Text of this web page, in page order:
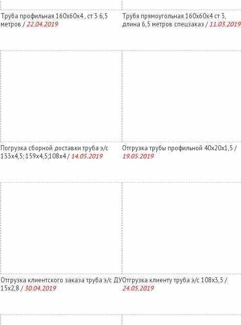
Труба профильная 160х60х4 , ст 3 6,5
метров / 22.04.2019
Трубя прямоугольная 160х60х4 ст 3,
длина 6,5 метров спецзаказ / 11.03.2019
Погрузка сборной доставки труба э/с
133х4,5; 159х4,5;108х4 / 14.05.2019
Отгрузка трубы профильной 40х20х1,5 /
19.05.2019
Отгрузка клиентского заказа труба э/с ДУ
15х2,8 / 30.04.2019
Отгрузка клиенту труба э/с 108х3,5 /
24.05.2019